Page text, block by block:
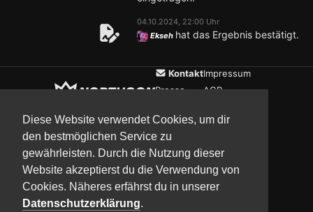
Diese Website verwendet Cookies, um dir
den bestmöglichen Service zu
gewährleisten. Durch die Nutzung dieser
Website akzeptierst du die Verwendung von
Cookies. Näheres erfährst du in unserer
Datenschutzerklärung.
04.10.2024, 22:00 Uhr
Ekseh hat das Ergebnis bestätigt.
Kontakt
Presse
Impressum
AGB
UpdatesCommunityMedia